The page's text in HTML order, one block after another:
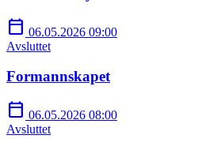
calendar_today 06.05.2026 09:00
Avsluttet
Formannskapet
calendar_today 06.05.2026 08:00
Avsluttet